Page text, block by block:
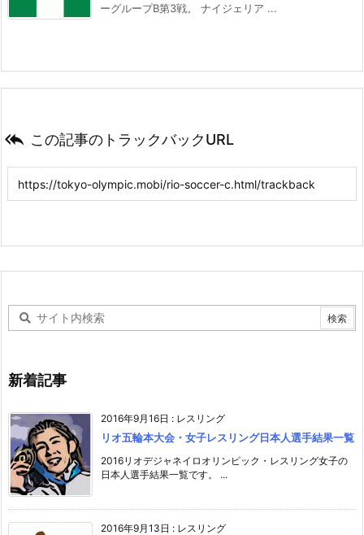
ーグループB第3戦。 ナイジェリア ...
 この記事のトラックバックURL
新着記事
2016年9月16日 : レスリング
リオ五輪本大会・女子レスリング日本人選手結果一覧
2016リオデジャネイロオリンピック・レスリング女子の
日本人選手結果一覧です。 ...
2016年9月13日 : レスリング